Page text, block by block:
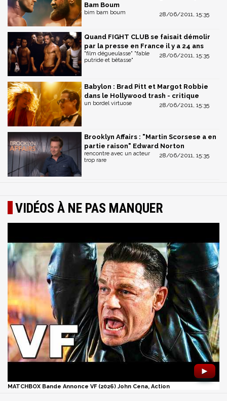
Bam Boum
28/06/2011, 15:35
bim bam boum
Quand FIGHT CLUB se faisait démolir
par la presse en France il y a 24 ans
28/06/2011, 15:35
"film dégueulasse" "fable
putride et bêtasse"
Babylon : Brad Pitt et Margot Robbie
dans le Hollywood trash - critique
28/06/2011, 15:35
un bordel virtuose
Brooklyn Affairs : "Martin Scorsese a en
partie raison" Edward Norton
28/06/2011, 15:35
rencontre avec un acteur
trop rare
VIDÉOS À NE PAS MANQUER
►
MATCHBOX Bande Annonce VF (2026) John Cena, Action